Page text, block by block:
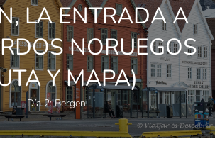
LA ENTRADA A
NORUEGOS
Y MAPA)
Día 2: Bergen